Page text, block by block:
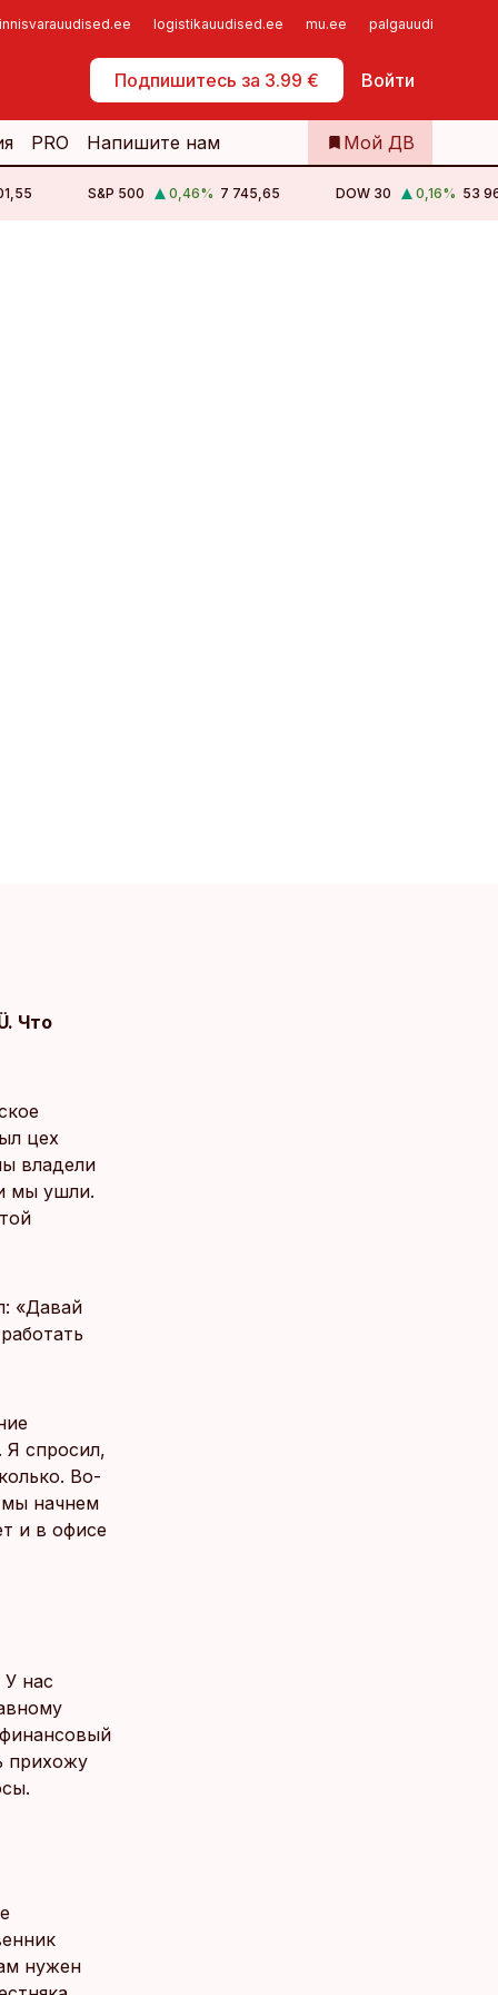
logistikauudised.ee mu.ee palgauudised.ee
Подпишитесь за 3.99 € Войти
Самообслуживание
PRO Напишите нам Мой ДВ
S&P 500 0,46% 7 745,65 DOW 30 0,16% 53
но часто пламенно выступает на тему
Что
цех
владели
мы ушли.
«Давай
спросил,
Во-
мы начнем
и в офисе
нас
прихожу
нужен